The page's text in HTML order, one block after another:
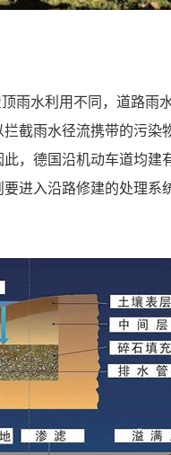
水利用不同，道路雨水
截雨水径流携带的污染
，德国沿机动车道均建
进入沿路修建的处理系